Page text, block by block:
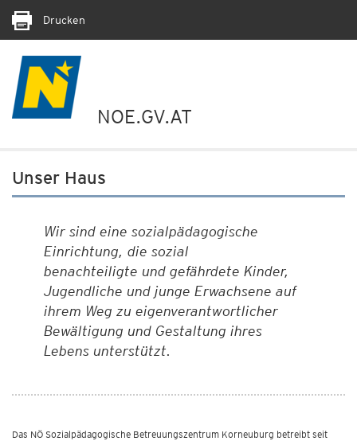
Drucken
NOE.GV.AT
Unser Haus
Wir sind eine sozialpädagogische
Einrichtung, die sozial
benachteiligte und gefährdete Kinder,
Jugendliche und junge Erwachsene auf
ihrem Weg zu eigenverantwortlicher
Bewältigung und Gestaltung ihres
Lebens unterstützt.
Das NÖ Sozialpädagogische Betreuungszentrum Korneuburg betreibt seit